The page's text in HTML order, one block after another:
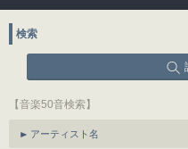
検索
【音楽50音検索】
アーティスト名